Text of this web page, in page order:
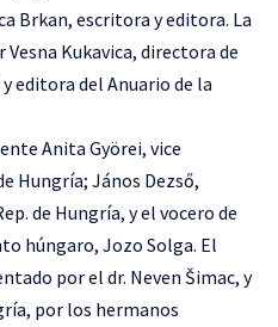
Brkan, escritora y editora. La
Kukavica, directora de
editora del Anuario de la
Anita Györei, vice
Hungría; János Dezső,
de Hungría, y el vocero de
húngaro, Jozo Solga. El
por el dr. Neven Šimac, y
por los hermanos